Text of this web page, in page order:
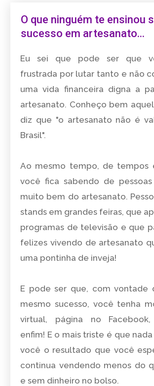
O que ninguém te ensinou
sucesso em artesanato...
Eu sei que pode ser que
frustrada por lutar tanto e não
uma vida financeira digna a
artesanato. Conheço bem
diz que "o artesanato não é
Brasil".
Ao mesmo tempo, de tempos
você fica sabendo de
muito bem do artesanato.
stands em grandes feiras, que
programas de televisão e que
felizes vivendo de artesanato
uma pontinha de inveja!
E pode ser que, com vontade
mesmo sucesso, você tenha
virtual, página no Facebook,
enfim! E o mais triste é que
você o resultado que você
continua vendendo menos do
e sem dinheiro no bolso.